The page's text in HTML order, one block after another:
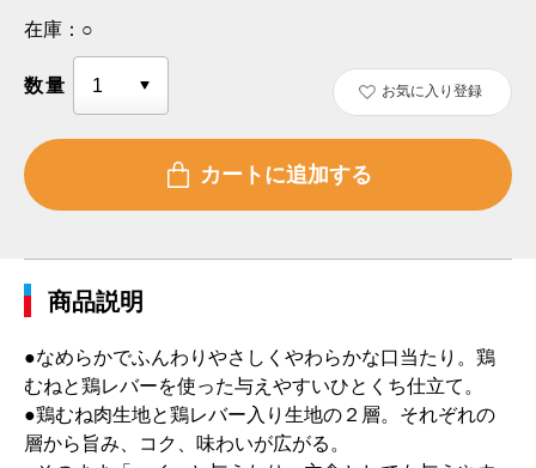
在庫： ○
数量 お気に入り登録
商品説明
●なめらかでふんわりやさしくやわらかな口当たり。鶏
むねと鶏レバーを使った与えやすいひとくち仕立て。
●鶏むね肉生地と鶏レバー入り生地の２層。それぞれの
層から旨み、コク、味わいが広がる。